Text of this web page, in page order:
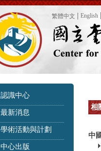
繁體中文 English
認識中心
最新消息
學術活動與計劃
中心出版
相
中